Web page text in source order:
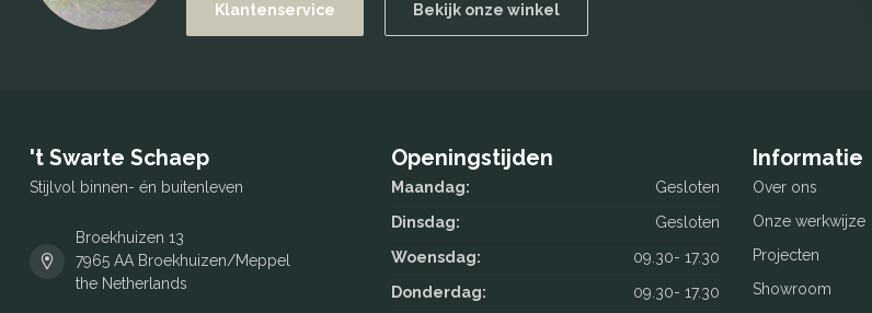
Klantenservice Bekijk onze winkel
't Swarte Schaep
Stijlvol binnen- én buitenleven
Broekhuizen 13
7965 AA Broekhuizen/Meppel
the Netherlands
Openingstijden
Maandag:
Gesloten
Dinsdag:
Gesloten
Woensdag:
09.30- 17.30
Donderdag:
09.30- 17.30
Informatie
Over ons
Onze werkwijze
Projecten
Showroom